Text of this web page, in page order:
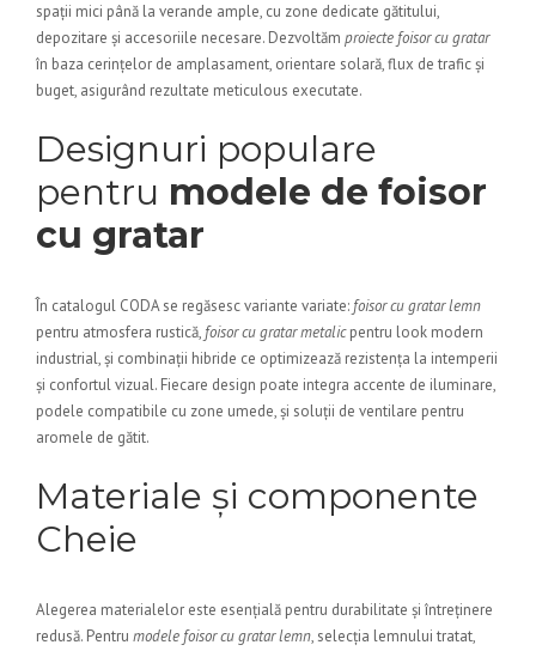
spații mici până la verande ample, cu zone dedicate gătitului,
depozitare și accesoriile necesare. Dezvoltăm proiecte foisor cu gratar
în baza cerințelor de amplasament, orientare solară, flux de trafic și
buget, asigurând rezultate meticulous executate.
Designuri populare
pentru modele de foisor
cu gratar
În catalogul CODA se regăsesc variante variate: foisor cu gratar lemn
pentru atmosfera rustică, foisor cu gratar metalicpentru look modern
industrial, și combinații hibride ce optimizează rezistența la intemperii
și confortul vizual. Fiecare design poate integra accente de iluminare,
podele compatibile cu zone umede, și soluții de ventilare pentru
aromele de gătit.
Materiale și componente
Cheie
Alegerea materialelor este esențială pentru durabilitate și întreținere
redusă. Pentru modele foisor cu gratar lemn, selecția lemnului tratat,